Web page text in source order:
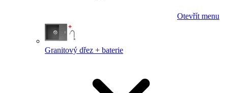
Otevřít menu
Granitový dřez + baterie